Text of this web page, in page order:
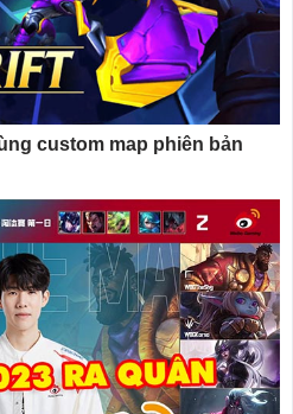
custom map phiên bản